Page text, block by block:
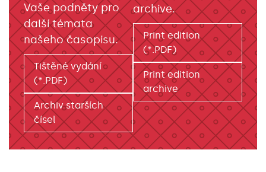
Vaše podněty pro
další témata
našeho časopisu.
Tištěné vydání
(*.PDF)
Archiv starších
čísel
archive.
Print edition
(*.PDF)
Print edition
archive